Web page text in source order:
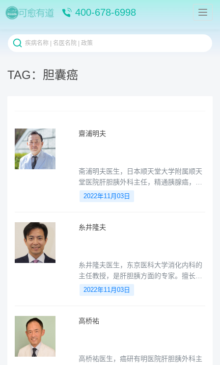
400-678-6998
TAG：胆囊癌
齋浦明夫
斋浦明夫医生，日本顺天堂大学附属顺天
堂医院肝胆胰外科主任，精通胰腺癌，转
移性肝癌，胆管癌等达芬奇机器人微创手
术，获得日本达芬奇机器人手术认证。
2022年11月03日
糸井隆夫
糸井隆夫医生，东京医科大学消化内科的
主任教授，是肝胆胰方面的专家。擅长胰
腺癌、胆道癌、胆管结石、术后吻合口胆
管/胰管狭窄、食道癌、胃癌、十二指肠
员。
2022年11月03日
高桥祐
高桥祐医生，癌研有明医院肝胆胰外科主